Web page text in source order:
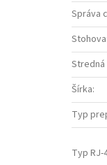
Správa
Stredná
Šírka:
Typ
Typ